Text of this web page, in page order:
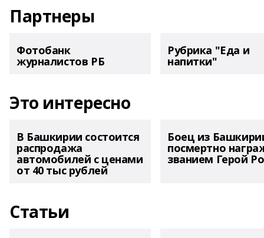
Партнеры
Фотобанк
журналистов РБ
Рубрика "Еда и
напитки"
Это интересно
В Башкирии состоится
распродажа
автомобилей с ценами
от 40 тыс рублей
Боец из
посмертно
званием Герой
Статьи